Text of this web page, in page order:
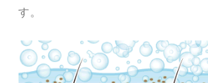
す。